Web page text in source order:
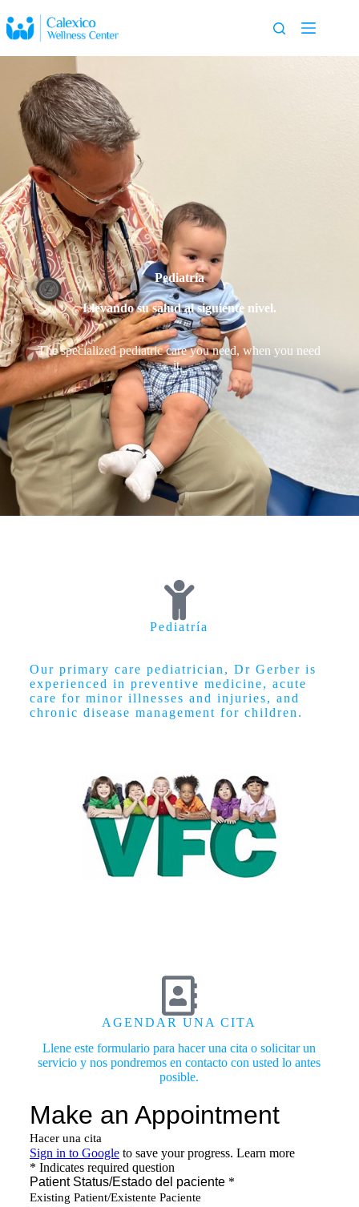
Pediatría
Llevando su salud al siguiente nivel.
The specialized pediatric care you need, when you need
it.
Pediatría
Our primary care pediatrician, Dr Gerber is
experienced in preventive medicine, acute
care for minor illnesses and injuries, and
chronic disease management for children.
AGENDAR UNA CITA
Llene este formulario para hacer una cita o solicitar un
servicio y nos pondremos en contacto con usted lo antes
posible.